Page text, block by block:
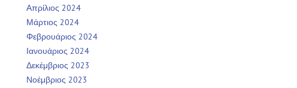
Απρίλιος 2024
Μάρτιος 2024
Φεβρουάριος 2024
Ιανουάριος 2024
Δεκέμβριος 2023
Νοέμβριος 2023